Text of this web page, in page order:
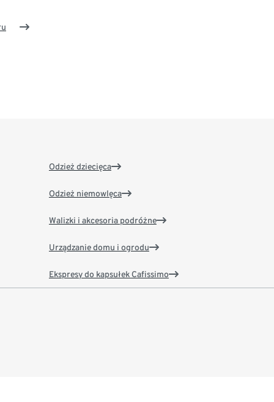
Odzież dziecięca
Odzież niemowlęca
Walizki i akcesoria podróżne
Urządzanie domu i ogrodu
Ekspresy do kapsułek Cafissimo